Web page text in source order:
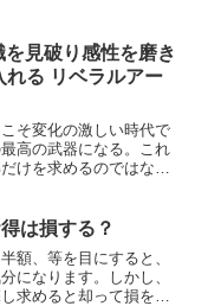
見破り感性を磨き
れる リベラルアー
そ変化の激しい時代で
高の武器になる。これ
けを求めるのではなく
は損する？
額、等を目にすると、
になります。しかし、
求めると却って損をし